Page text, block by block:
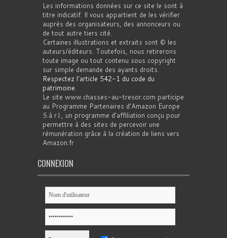
Les informations données sur ce site le sont à
titre indicatif. Il vous appartient de les vérifier
auprès des organisateurs, des annonceurs ou
de tout autre tiers cité.
Certaines illustrations et extraits sont © les
auteurs/éditeurs. Toutefois, nous retirerons
toute image ou tout contenu sous copyright
sur simple demande des ayants droits.
Respectez l'article 542-1 du code du
patrimoine.
Le site www.chasses-au-tresor.com participe
au Programme Partenaires d’Amazon Europe
S.à r.l., un programme d’affiliation conçu pour
permettre à des sites de percevoir une
rémunération grâce à la création de liens vers
Amazon.fr
CONNEXION